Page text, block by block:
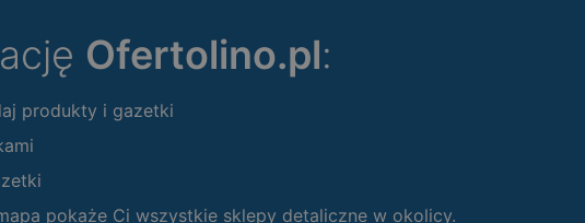
Ofertolino.pl:
produkty i gazetki
pokaże Ci wszystkie sklepy detaliczne w okolicy.